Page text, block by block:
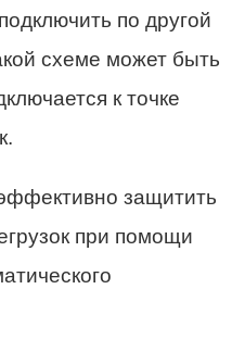
по другой
схеме может быть
к точке
защитить
при помощи